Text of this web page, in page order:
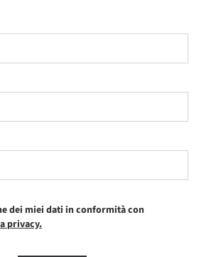
dei miei dati in conformità con
privacy.